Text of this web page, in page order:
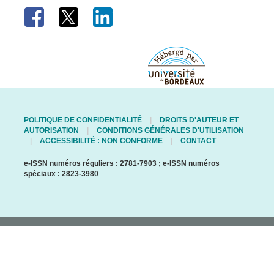
POLITIQUE DE CONFIDENTIALITÉ
DROITS D'AUTEUR ET
AUTORISATION
CONDITIONS GÉNÉRALES D'UTILISATION
ACCESSIBILITÉ : NON CONFORME
CONTACT
e-ISSN numéros réguliers : 2781-7903 ; e-ISSN numéros
spéciaux : 2823-3980